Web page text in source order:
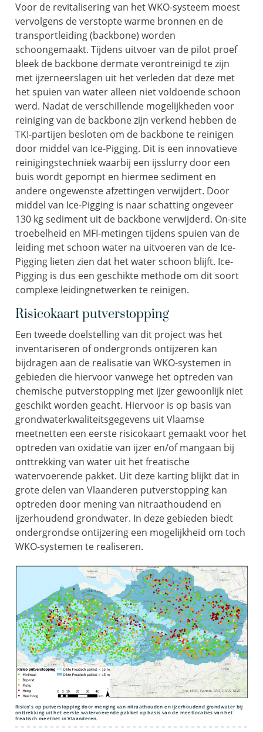
Voor de revitalisering van het WKO-systeem moest
vervolgens de verstopte warme bronnen en de
transportleiding (backbone) worden
schoongemaakt. Tijdens uitvoer van de pilot proef
bleek de backbone dermate verontreinigd te zijn
met ijzerneerslagen uit het verleden dat deze met
het spuien van water alleen niet voldoende schoon
werd. Nadat de verschillende mogelijkheden voor
reiniging van de backbone zijn verkend hebben de
TKI-partijen besloten om de backbone te reinigen
door middel van Ice-Pigging. Dit is een innovatieve
reinigingstechniek waarbij een ijsslurry door een
buis wordt gepompt en hiermee sediment en
andere ongewenste afzettingen verwijdert. Door
middel van Ice-Pigging is naar schatting ongeveer
130 kg sediment uit de backbone verwijderd. On-site
troebelheid en MFI-metingen tijdens spuien van de
leiding met schoon water na uitvoeren van de Ice-
Pigging lieten zien dat het water schoon blijft. Ice-
Pigging is dus een geschikte methode om dit soort
complexe leidingnetwerken te reinigen.
Risicokaart putverstopping
Een tweede doelstelling van dit project was het
inventariseren of ondergronds ontijzeren kan
bijdragen aan de realisatie van WKO-systemen in
gebieden die hiervoor vanwege het optreden van
chemische putverstopping met ijzer gewoonlijk niet
geschikt worden geacht. Hiervoor is op basis van
grondwaterkwaliteitsgegevens uit Vlaamse
meetnetten een eerste risicokaart gemaakt voor het
optreden van oxidatie van ijzer en/of mangaan bij
onttrekking van water uit het freatische
watervoerende pakket. Uit deze karting blijkt dat in
grote delen van Vlaanderen putverstopping kan
optreden door mening van nitraathoudend en
ijzerhoudend grondwater. In deze gebieden biedt
ondergrondse ontijzering een mogelijkheid om toch
WKO-systemen te realiseren.
Risico’s op putverstopping door menging van nitraathouden en ijzerhoudend grondwater bij
onttrekking uit het eerste watervoerende pakket op basis van de meetlocaties van het
freatisch meetnet in Vlaanderen.